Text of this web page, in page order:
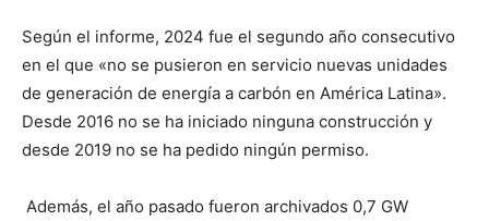
Según el informe, 2024 fue el segundo año consecutivo
en el que «no se pusieron en servicio nuevas unidades
de generación de energía a carbón en América Latina».
Desde 2016 no se ha iniciado ninguna construcción y
desde 2019 no se ha pedido ningún permiso.
Además, el año pasado fueron archivados 0,7 GW